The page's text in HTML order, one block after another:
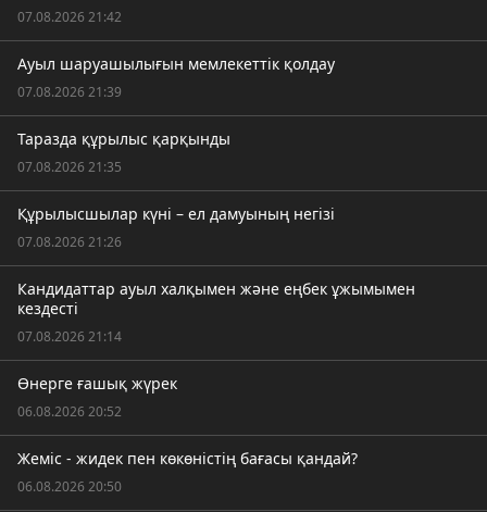
07.08.2026 21:42
Ауыл шаруашылығын мемлекеттік қолдау
07.08.2026 21:39
Таразда құрылыс қарқынды
07.08.2026 21:35
Құрылысшылар күні – ел дамуының негізі
07.08.2026 21:26
Кандидаттар ауыл халқымен және еңбек ұжымымен
кездесті
07.08.2026 21:14
Өнерге ғашық жүрек
06.08.2026 20:52
Жеміс - жидек пен көкөністің бағасы қандай?
06.08.2026 20:50